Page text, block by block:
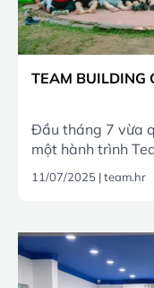
TEAM BUILDING
Đầu tháng 7 vừa
một hành trình
11/07/2025 |team.hr